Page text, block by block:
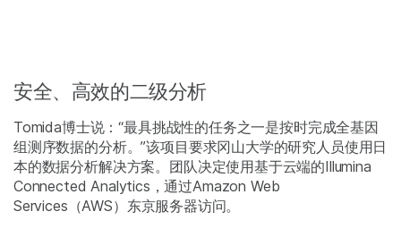
安全、高效的二级分析
Tomida博士说：“最具挑战性的任务之一是按时完成全基因
组测序数据的分析。”该项目要求冈山大学的研究人员使用日
本的数据分析解决方案。团队决定使用基于云端的Illumina
Connected Analytics，通过Amazon Web
Services（AWS）东京服务器访问。